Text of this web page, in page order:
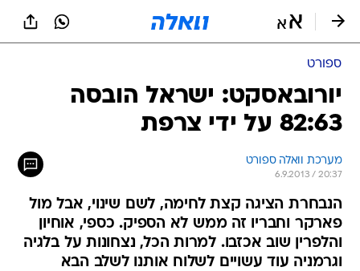
ספורט
יורובאסקט: ישראל הובסה
82:63 על ידי צרפת
מערכת וואלה ספורט
6.9.2013 / 20:37
הנבחרת הציגה קצת לחימה, לשם שינוי, אבל מול
פארקר וחבריו זה ממש לא הספיק. כספי, אוחיון
והלפרין שוב אכזבו. למרות הכל, נצחונות על בלגיה
וגרמניה עוד עשויים לשלוח אותנו לשלב הבא